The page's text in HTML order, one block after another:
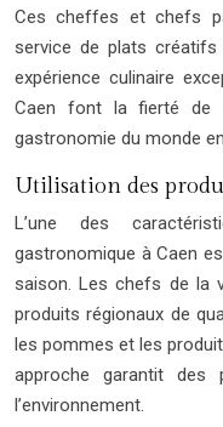
Ces cheffes et chefs
service de plats
expérience culinaire
Caen font la fierté de
gastronomie du monde
Utilisation des
L’une des
gastronomique à Caen
saison. Les chefs de la
produits régionaux de
les pommes et les
approche garantit des
l’environnement.